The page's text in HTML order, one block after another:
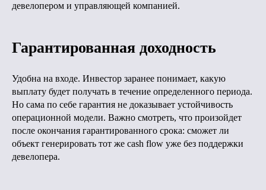
девелопером и управляющей компанией.
Гарантированная доходность
Удобна на входе. Инвестор заранее понимает, какую
выплату будет получать в течение определенного периода.
Но сама по себе гарантия не доказывает устойчивость
операционной модели. Важно смотреть, что произойдет
после окончания гарантированного срока: сможет ли
объект генерировать тот же cash flow уже без поддержки
девелопера.